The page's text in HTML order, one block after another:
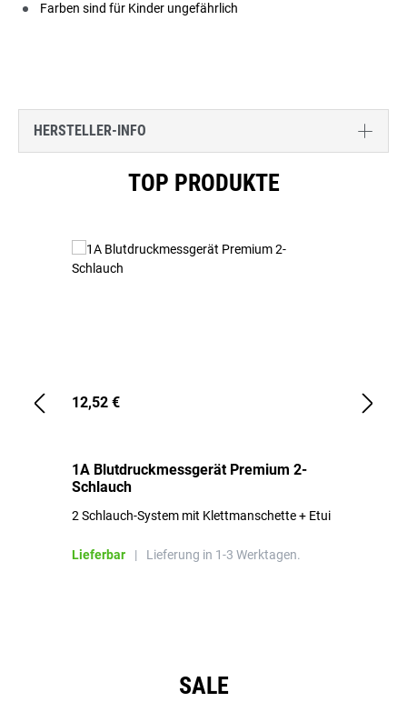
Farben sind für Kinder ungefährlich
HERSTELLER-INFO
TOP PRODUKTE
12,52 €
1A Blutdruckmessgerät Premium 2-
Schlauch
2 Schlauch-System mit Klettmanschette + Etui
Lieferbar | Lieferung in 1-3 Werktagen.
SALE